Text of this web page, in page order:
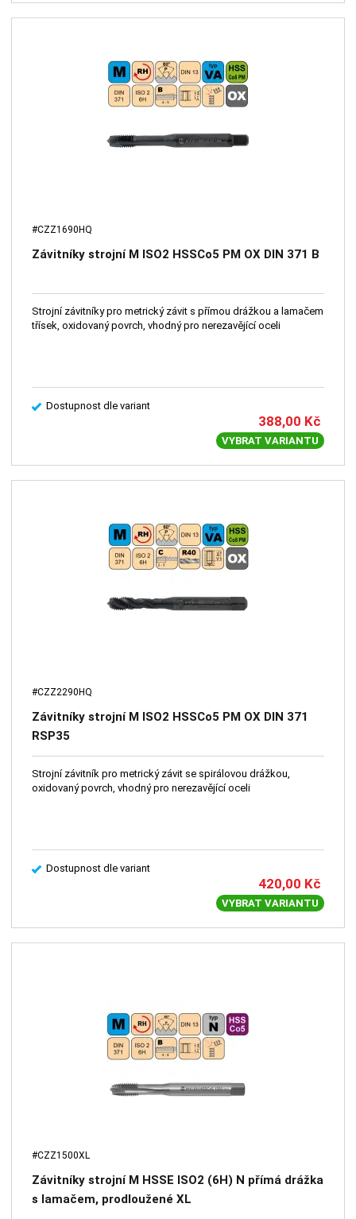
#CZZ1690HQ
Závitníky strojní M ISO2 HSSCo5 PM OX DIN 371 B
Strojní závitníky pro metrický závit s přímou drážkou a lamačem
třísek, oxidovaný povrch, vhodný pro nerezavějící oceli
Dostupnost dle variant
388,00 Kč
VYBRAT VARIANTU
#CZZ2290HQ
Závitníky strojní M ISO2 HSSCo5 PM OX DIN 371
RSP35
Strojní závitník pro metrický závit se spirálovou drážkou,
oxidovaný povrch, vhodný pro nerezavějící oceli
Dostupnost dle variant
420,00 Kč
VYBRAT VARIANTU
#CZZ1500XL
Závitníky strojní M HSSE ISO2 (6H) N přímá drážka
s lamačem, prodloužené XL